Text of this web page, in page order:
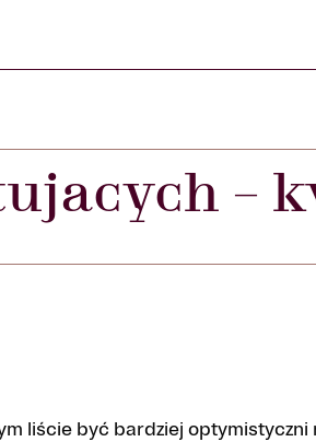
–
liście być bardziej optymistyczni